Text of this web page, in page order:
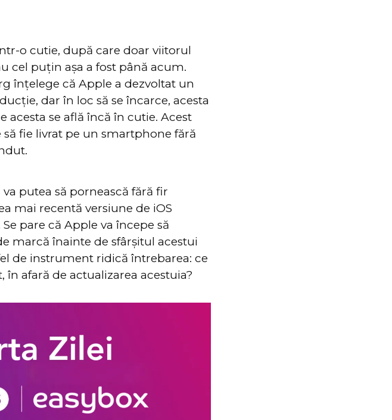
o cutie, după care doar viitorul
cel puțin așa a fost până acum.
înțelege că Apple a dezvoltat un
dar în loc să se încarce, acesta
acesta se află încă în cutie. Acest
fie livrat pe un smartphone fără
putea să pornească fără fir
mai recentă versiune de iOS
pare că Apple va începe să
marcă înainte de sfârșitul acestui
de instrument ridică întrebarea: ce
afară de actualizarea acestuia?